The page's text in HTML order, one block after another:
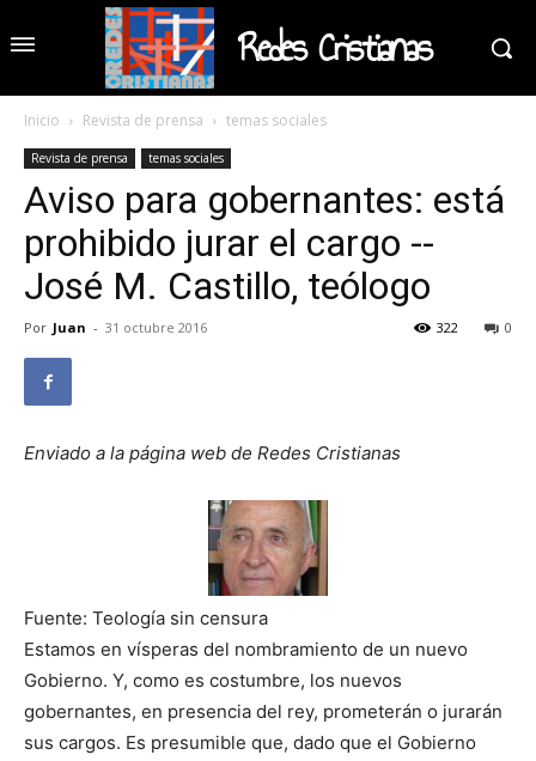
Redes Cristianas
Inicio Revista de prensa temas sociales
Revista de prensa temas sociales
Aviso para gobernantes: está
prohibido jurar el cargo --
José M. Castillo, teólogo
Por Juan - 31 octubre 2016 0
322
Enviado a la página web de Redes Cristianas
Fuente: Teología sin censura
Estamos en vísperas del nombramiento de un nuevo
Gobierno. Y, como es costumbre, los nuevos
gobernantes, en presencia del rey, prometerán o jurarán
sus cargos. Es presumible que, dado que el Gobierno